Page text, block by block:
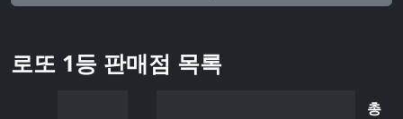
로또 1등 판매점 목록
총